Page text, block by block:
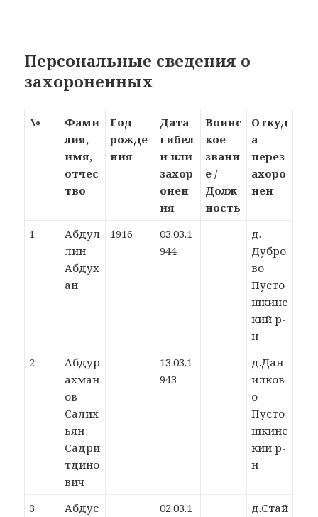
Персональные сведения о
захороненных
№
Фами
лия,
имя,
отчес
тво
Год
рожде
ния
Дата
гибел
и или
захор
онен
ия
Воинс
кое
звани
е /
Долж
ность
Откуд
а
перез
ахоро
нен
1
Абдул
лин
Абдух
ан
1916
03.03.1
944
д.
Дубро
во
Пусто
шкинс
кий р-
н
2
Абдур
ахман
ов
Салих
ьян
Садри
тдино
вич
13.03.1
943
д.Дан
илков
о
Пусто
шкинс
кий р-
н
3
Абдус
02.03.1
д.Стай